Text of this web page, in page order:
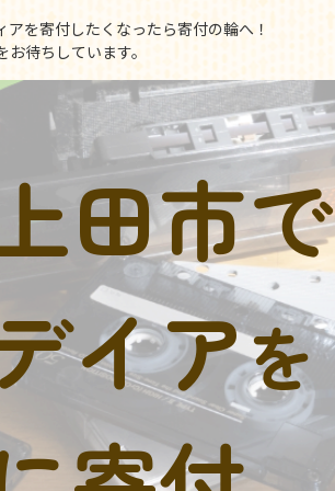
アを寄付したくなったら寄付の輪へ！
待ちしています。
田市で
イアを